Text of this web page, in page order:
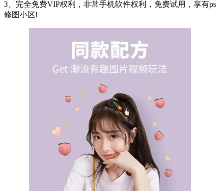
3、完全免费VIP权利，非常手机软件权利，免费试用，享有ps
修图小区!